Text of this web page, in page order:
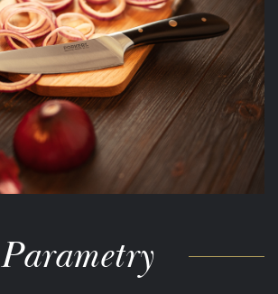
Parametry